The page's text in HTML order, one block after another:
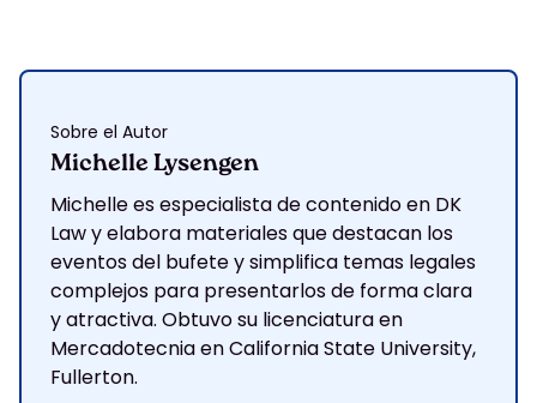
Sobre el Autor
Michelle Lysengen
Michelle es especialista de contenido en DK
Law y elabora materiales que destacan los
eventos del bufete y simplifica temas legales
complejos para presentarlos de forma clara
y atractiva. Obtuvo su licenciatura en
Mercadotecnia en California State University,
Fullerton.